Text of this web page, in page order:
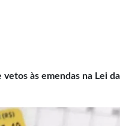
às emendas na Lei